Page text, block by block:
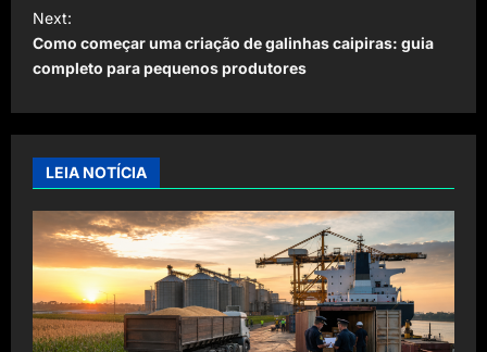
t
n
a
v
g
a
t
i
o
Next:
Como começar uma criação de galinhas caipiras: guia
completo para pequenos produtores
LEIA NOTÍCIA